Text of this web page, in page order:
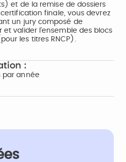
et de la remise de dossiers
finale, vous devrez
un jury composé de
valider l’ensemble des blocs
les titres RNCP).
:
par année